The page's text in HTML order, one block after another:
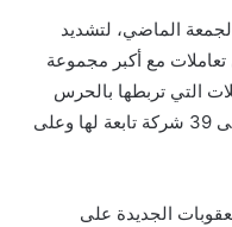
الماضي، لتشديد
مع أكبر مجموعة
التي تربطها بالحرس
الثوري الإيراني. كما تسري العقوبات على 39 شركة تابعة لها وعلى
الجديدة على